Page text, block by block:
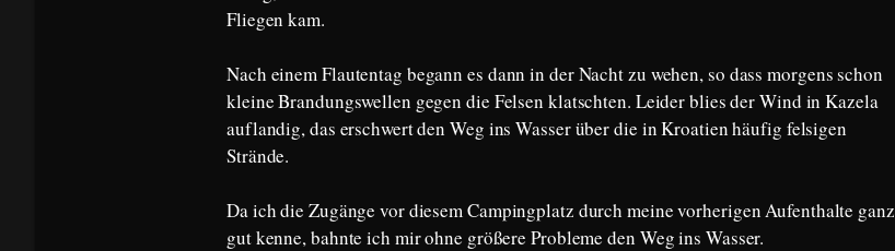
Fliegen kam.
Nach einem Flautentag begann es dann in der Nacht zu wehen, so dass morgens schon
kleine Brandungswellen gegen die Felsen klatschten. Leider blies der Wind in Kazela
auflandig, das erschwert den Weg ins Wasser über die in Kroatien häufig felsigen
Strände.
Da ich die Zugänge vor diesem Campingplatz durch meine vorherigen Aufenthalte ganz
gut kenne, bahnte ich mir ohne größere Probleme den Weg ins Wasser.